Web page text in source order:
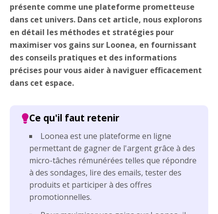
présente comme une plateforme prometteuse
dans cet univers. Dans cet article, nous explorons
en détail les méthodes et stratégies pour
maximiser vos gains sur Loonea, en fournissant
des conseils pratiques et des informations
précises pour vous aider à naviguer efficacement
dans cet espace.
Loonea est une plateforme en ligne
permettant de gagner de l'argent grâce à des
micro-tâches rémunérées telles que répondre
à des sondages, lire des emails, tester des
produits et participer à des offres
promotionnelles.